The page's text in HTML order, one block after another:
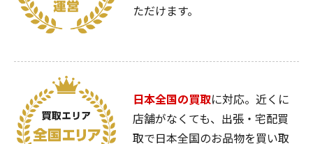
ただけます。
日本全国の買取に対応。近くに
店舗がなくても、出張・宅配買
取で日本全国のお品物を買い取